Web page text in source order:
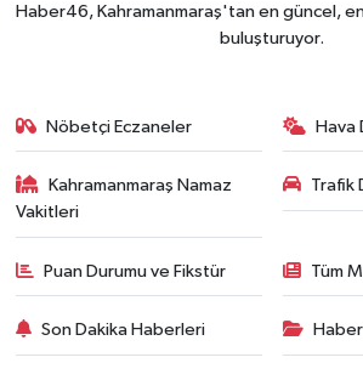
Kahramanmaraş'ın Tarihi
Haber46, Kahramanmaraş'tan en güncel, en
buluşturuyor.
Nöbetçi Eczaneler Hava
Kahramanmaraş Namaz
Vakitleri
Trafik
Puan Durumu ve Fikstür Tüm
Son Dakika Haberleri